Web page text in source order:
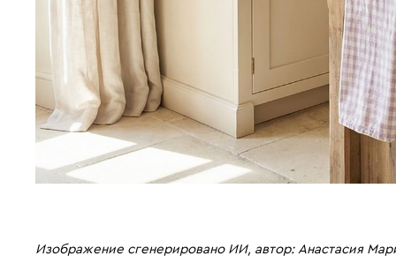
Изображение сгенерировано ИИ, автор: Анастасия